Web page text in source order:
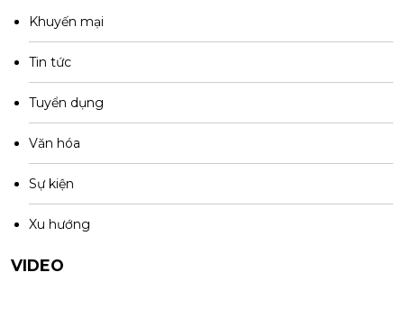
Khuyến mại
Tin tức
Tuyển dụng
Văn hóa
Sự kiện
Xu hướng
VIDEO